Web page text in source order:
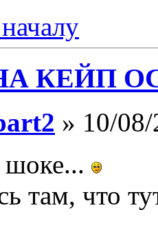
КЕЙП
» 10/
шоке...
там, что